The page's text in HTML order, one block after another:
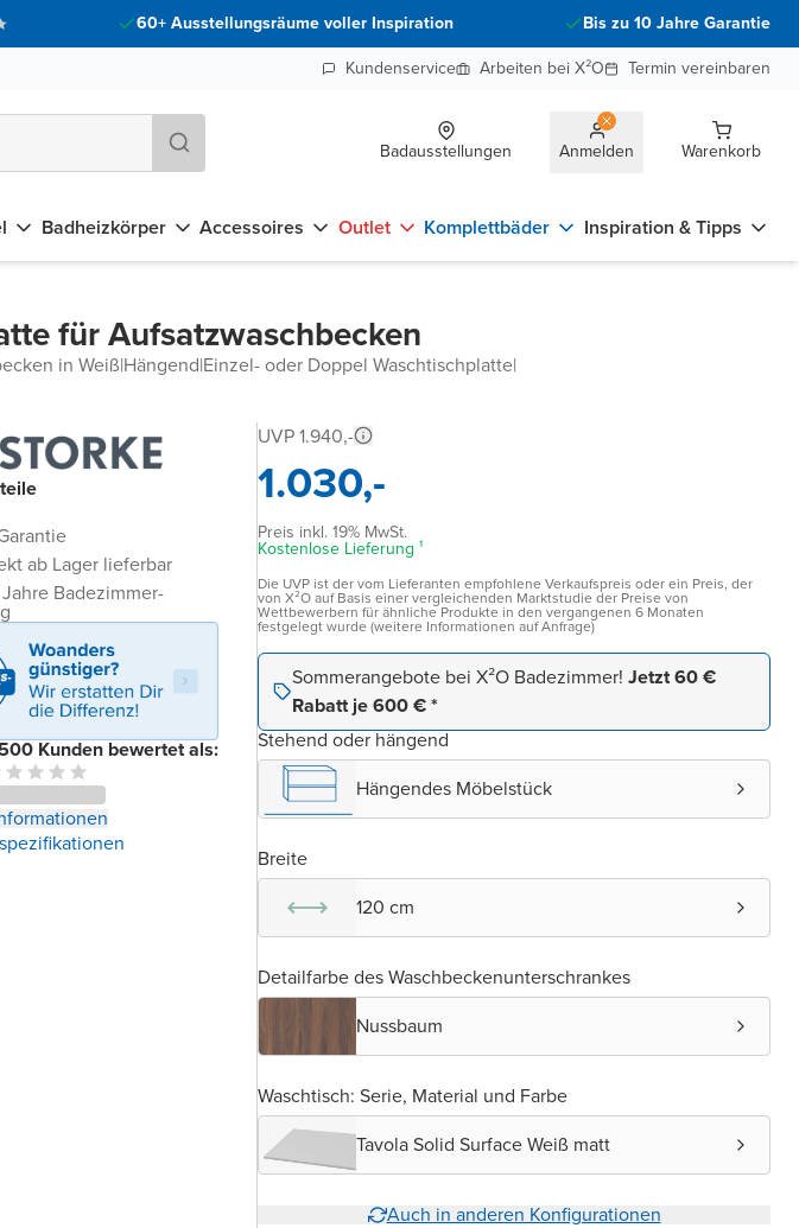
60+ Ausstellungsräume voller Inspiration
Bis zu 10 Jahre Garantie
Kundenservice
Arbeiten bei X²O Termin vereinbaren
Badausstellungen Anmelden Warenkorb
Badheizkörper Accessoires Outlet Komplettbäder Inspiration & Tipps
für Aufsatzwaschbecken
in Weiß|Hängend|Einzel- oder Doppel Waschtischplatte|
ab Lager lieferbar
Badezimmer-
Kunden bewertet als:
UVP 1.940,-
1.030,-
Preis inkl. 19% MwSt.
Kostenlose Lieferung ¹
Die UVP ist der vom Lieferanten empfohlene Verkaufspreis oder ein Preis, der
von X²O auf Basis einer vergleichenden Marktstudie der Preise von
Wettbewerbern für ähnliche Produkte in den vergangenen 6 Monaten
festgelegt wurde (weitere Informationen auf Anfrage)
Sommerangebote bei X²O Badezimmer! Jetzt 60 €
Rabatt je 600 € *
Stehend oder hängend
Hängendes Möbelstück
Breite
120 cm
Detailfarbe des Waschbeckenunterschrankes
Nussbaum
Waschtisch: Serie, Material und Farbe
Tavola Solid Surface Weiß matt
Auch in anderen Konfigurationen